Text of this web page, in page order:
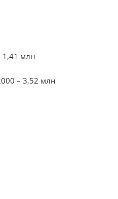
1,41 млн
– 3,52 млн